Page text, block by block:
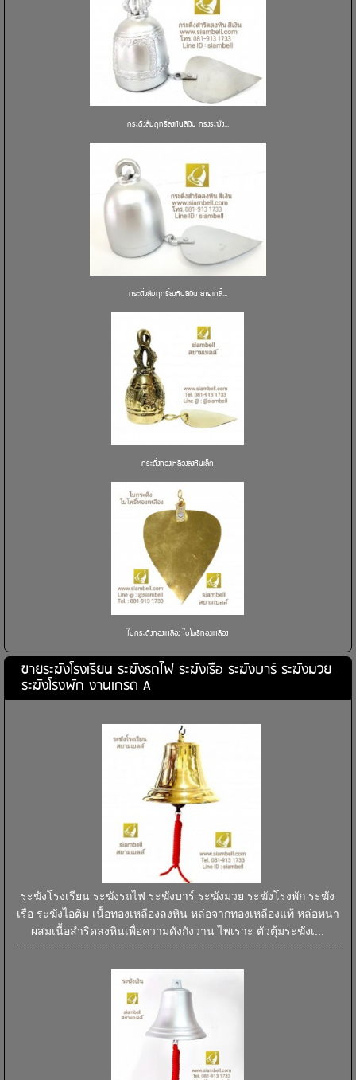
กระดิ่งสัมฤทธิ์ลงหินสีเงิน ทรงระฆัง...
กระดิ่งสัมฤทธิ์ลงหินสีเงิน ลายเกลี้...
กระดิ่งทองเหลืองลงหินเล็ก
ใบกระดิ่งทองเหลือง ใบโพธิ์ทองเหลือง
ขายระฆังโรงเรียน ระฆังรถไฟ ระฆังเรือ ระฆังบาร์ ระฆังมวย
ระฆังโรงพัก งานเกรด A
ระฆังโรงเรียน ระฆังรถไฟ ระฆังบาร์ ระฆังมวย ระฆังโรงพัก ระฆัง
เรือ ระฆังไอติม เนื้อทองเหลืองลงหิน หล่อจากทองเหลืองแท้ หล่อหนา
ผสมเนื้อสำริดลงหินเพื่อความดังกังวาน ไพเราะ ตัวตุ้มระฆังเ...